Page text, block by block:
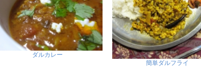
ダルカレー
簡単ダルフライ